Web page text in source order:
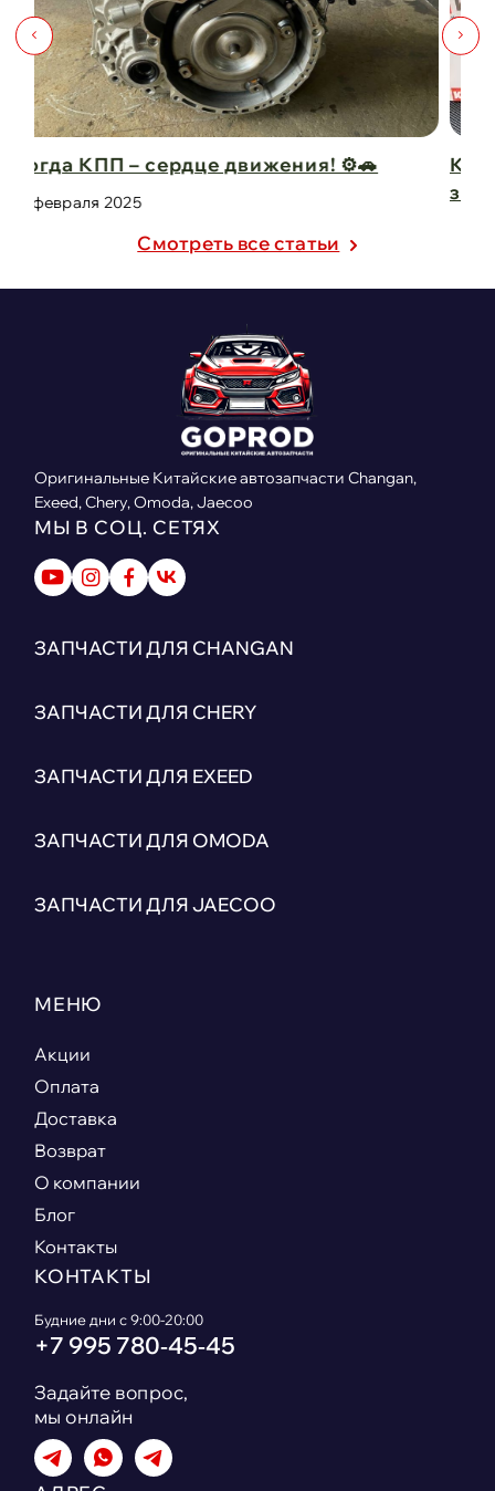
Капот для Changan UNI-V – когда стиль
защита в одно ...
Cмотреть все статьи
Оригинальные Китайские автозапчасти Changan,
Exeed, Chery, Omoda, Jaecoo
МЫ В СОЦ. СЕТЯХ
ЗАПЧАСТИ ДЛЯ CHANGAN
ЗАПЧАСТИ ДЛЯ CHERY
ЗАПЧАСТИ ДЛЯ EXEED
ЗАПЧАСТИ ДЛЯ OMODA
ЗАПЧАСТИ ДЛЯ JAECOO
МЕНЮ
Акции
Оплата
Доставка
Возврат
О компании
Блог
Контакты
КОНТАКТЫ
Будние дни с 9:00-20:00
+7 995 780‑45‑45
Задайте вопрос,
мы онлайн